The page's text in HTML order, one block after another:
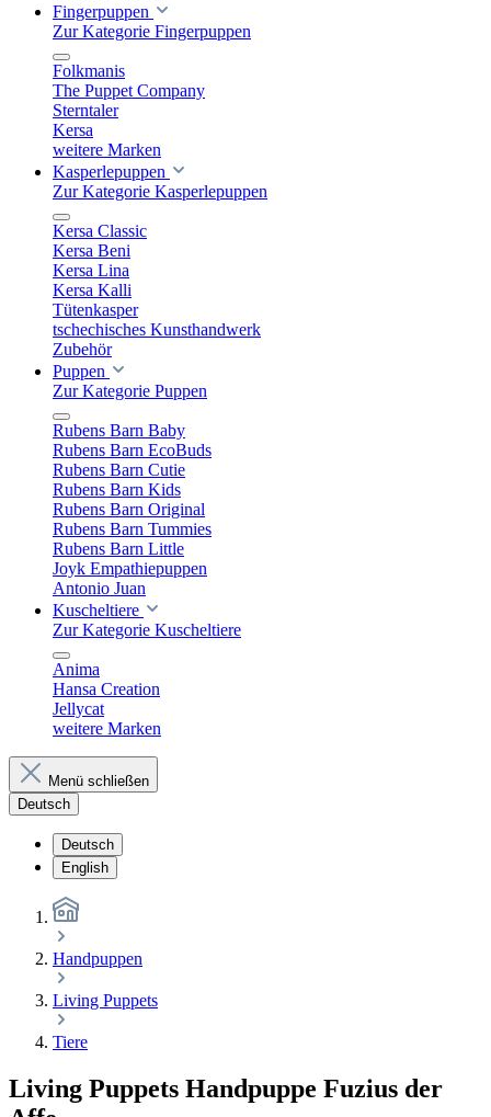
Fingerpuppen
Zur Kategorie Fingerpuppen
Folkmanis
The Puppet Company
Sterntaler
Kersa
weitere Marken
Kasperlepuppen
Zur Kategorie Kasperlepuppen
Kersa Classic
Kersa Beni
Kersa Lina
Kersa Kalli
Tütenkasper
tschechisches Kunsthandwerk
Zubehör
Puppen
Zur Kategorie Puppen
Rubens Barn Baby
Rubens Barn EcoBuds
Rubens Barn Cutie
Rubens Barn Kids
Rubens Barn Original
Rubens Barn Tummies
Rubens Barn Little
Joyk Empathiepuppen
Antonio Juan
Kuscheltiere
Zur Kategorie Kuscheltiere
Anima
Hansa Creation
Jellycat
weitere Marken
Menü schließen
Deutsch
Deutsch
English
Handpuppen
Living Puppets
Tiere
Living Puppets Handpuppe Fuzius der